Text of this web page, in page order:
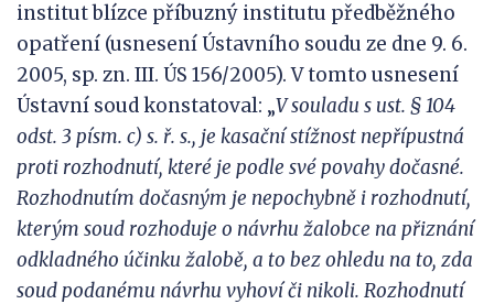
institut blízce příbuzný institutu předběžného
opatření (usnesení Ústavního soudu ze dne 9. 6.
2005, sp. zn. III. ÚS 156/2005). V tomto usnesení
Ústavní soud konstatoval: „Vsouladu s ust. § 104
odst. 3 písm. c) s. ř. s., je kasační stížnost nepřípustná
proti rozhodnutí, které je podle své povahy dočasné.
Rozhodnutím dočasným je nepochybně i rozhodnutí,
kterým soud rozhoduje o návrhu žalobce na přiznání
odkladného účinku žalobě, a to bez ohledu na to, zda
soud podanému návrhu vyhoví či nikoli. Rozhodnutí